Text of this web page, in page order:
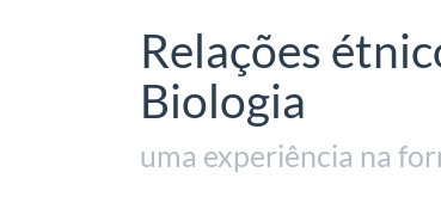
Relações
Biologia
uma experiência na